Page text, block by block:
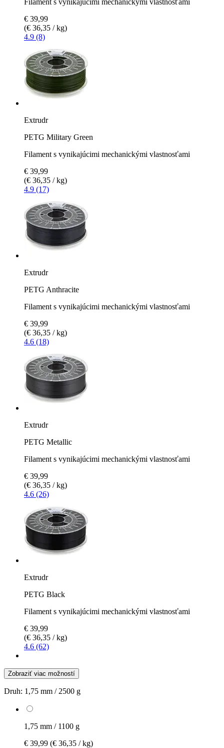
€ 39,99
(€ 36,35 / kg)
4.9 (8)
Extrudr
PETG Military Green
Filament s vynikajúcimi mechanickými vlastnosťami
€ 39,99
(€ 36,35 / kg)
4.9 (17)
Extrudr
PETG Anthracite
Filament s vynikajúcimi mechanickými vlastnosťami
€ 39,99
(€ 36,35 / kg)
4.6 (18)
Extrudr
PETG Metallic
Filament s vynikajúcimi mechanickými vlastnosťami
€ 39,99
(€ 36,35 / kg)
4.6 (26)
Extrudr
PETG Black
Filament s vynikajúcimi mechanickými vlastnosťami
€ 39,99
(€ 36,35 / kg)
4.6 (62)
Zobraziť viac možností
Druh: 1,75 mm / 2500 g
1,75 mm / 1100 g
€ 39,99 (€ 36,35 / kg)